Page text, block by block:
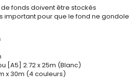
fonds doivent être stockés
important pour que le fond ne gondole
[A5] 2.72 x 25m (Blanc)
x 30m (4 couleurs)